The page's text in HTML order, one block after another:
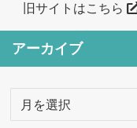
旧サイトはこちら
アーカイブ